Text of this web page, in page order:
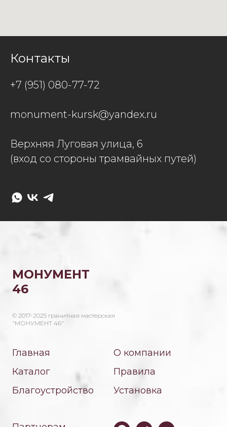
Контакты
+7 (951) 080-77-72
monument-kursk@yandex.ru
Верхняя Луговая улица, 6
(вход со стороны трамвайных путей)
МОНУМЕНТ
46
© 2017-2025 гранитная мастерская
"МОНУМЕНТ 46"
Главная
Каталог
Благоустройство
О компании
Правила
Установка